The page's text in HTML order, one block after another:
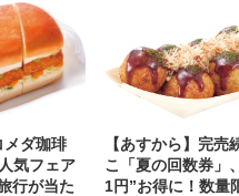
メダ珈琲
気フェア
行が当た
【あすから】完
こ「夏の回数券」
1円”お得に！数量